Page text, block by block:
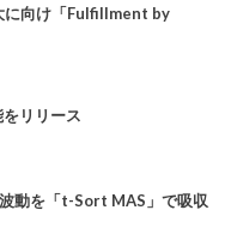
に向け「Fulfillment by
リリース
動を「t-Sort MAS」で吸収